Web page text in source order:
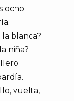
ocho
blanca?
niña?
vuelta,